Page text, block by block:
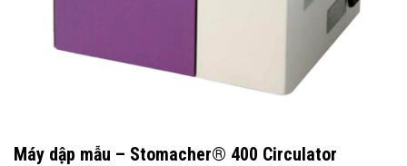
Máy dập mẫu – Stomacher® 400 Circulator